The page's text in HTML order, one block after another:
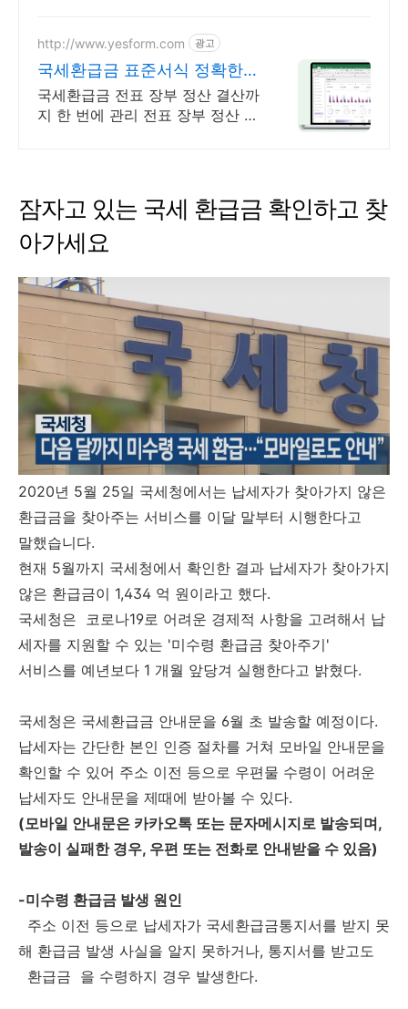
으세요
http://www.yesform.com 광고
국세환급금 표준서식 정확한
회계재무 관리
국세환급금 전표 장부 정산 결산까
지 한 번에 관리 전표 장부 정산 결
잠자고 있는 국세 환급금 확인하고 찾
아가세요
2020년 5월 25일 국세청에서는 납세자가 찾아가지 않은
환급금을 찾아주는 서비스를 이달 말부터 시행한다고
말했습니다.
현재 5월까지 국세청에서 확인한 결과 납세자가 찾아가지
않은 환급금이 1,434 억 원이라고 했다.
국세청은 코로나19로 어려운 경제적 사항을 고려해서 납
세자를 지원할 수 있는 '미수령 환급금 찾아주기'
서비스를 예년보다 1 개월 앞당겨 실행한다고 밝혔다.
국세청은 국세환급금 안내문을 6월 초 발송할 예정이다.
납세자는 간단한 본인 인증 절차를 거쳐 모바일 안내문을
확인할 수 있어 주소 이전 등으로 우편물 수령이 어려운
납세자도 안내문을 제때에 받아볼 수 있다.
(모바일 안내문은 카카오톡 또는 문자메시지로 발송되며,
발송이 실패한 경우, 우편 또는 전화로 안내받을 수 있음)
-미수령 환급금 발생 원인
주소 이전 등으로 납세자가 국세환급금통지서를 받지 못
해 환급금 발생 사실을 알지 못하거나, 통지서를 받고도
환급금 을 수령하지 경우 발생한다.